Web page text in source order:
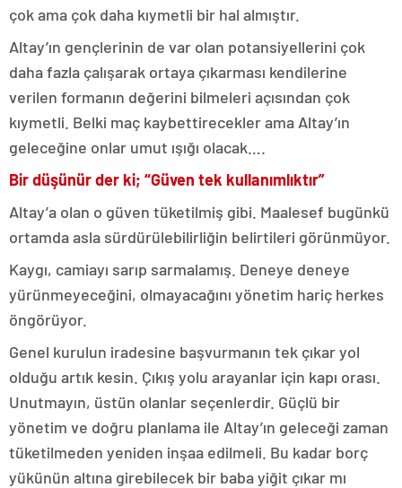
çok ama çok daha kıymetli bir hal almıştır.
Altay’ın gençlerinin de var olan potansiyellerini çok
daha fazla çalışarak ortaya çıkarması kendilerine
verilen formanın değerini bilmeleri açısından çok
kıymetli. Belki maç kaybettirecekler ama Altay’ın
geleceğine onlar umut ışığı olacak….
Bir düşünür der ki; “Güven tek kullanımlıktır”
Altay’a olan o güven tüketilmiş gibi. Maalesef bugünkü
ortamda asla sürdürülebilirliğin belirtileri görünmüyor.
Kaygı, camiayı sarıp sarmalamış. Deneye deneye
yürünmeyeceğini, olmayacağını yönetim hariç herkes
öngörüyor.
Genel kurulun iradesine başvurmanın tek çıkar yol
olduğu artık kesin. Çıkış yolu arayanlar için kapı orası.
Unutmayın, üstün olanlar seçenlerdir. Güçlü bir
yönetim ve doğru planlama ile Altay’ın geleceği zaman
tüketilmeden yeniden inşaa edilmeli. Bu kadar borç
yükünün altına girebilecek bir baba yiğit çıkar mı